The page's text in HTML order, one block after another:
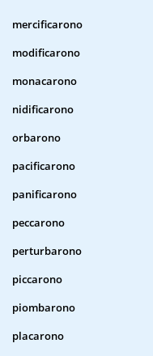
mercificarono
modificarono
monacarono
nidificarono
orbarono
pacificarono
panificarono
peccarono
perturbarono
piccarono
piombarono
placarono